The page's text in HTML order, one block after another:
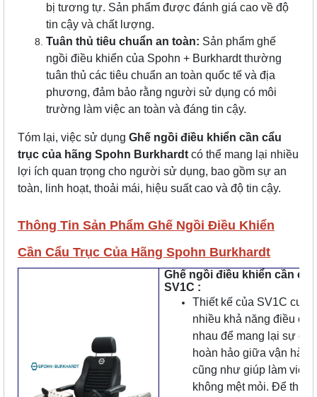
bị tương tự. Sản phẩm được đánh giá cao về độ
tin cậy và chất lượng.
Tuân thủ tiêu chuẩn an toàn: Sản phẩm ghế
ngồi điều khiển của Spohn + Burkhardt thường
tuân thủ các tiêu chuẩn an toàn quốc tế và địa
phương, đảm bảo rằng người sử dụng có môi
trường làm việc an toàn và đáng tin cậy.
Tóm lại, việc sử dụng Ghế ngồi điều khiển cần cẩu
trục của hãng Spohn Burkhardt có thể mang lại nhiều
lợi ích quan trọng cho người sử dụng, bao gồm sự an
toàn, linh hoạt, thoải mái, hiệu suất cao và độ tin cậy.
Thông Tin Sản Phẩm Ghế Ngồi Điều Khiển
Cần Cẩu Trục Của Hãng Spohn Burkhardt
Ghế ngồi điều khiển cần
SV1C :
Thiết kế của SV1C
nhiều khả năng điều
nhau để mang lại sự
hoàn hảo giữa vận
cũng như giúp làm việc
không mệt mỏi. Để